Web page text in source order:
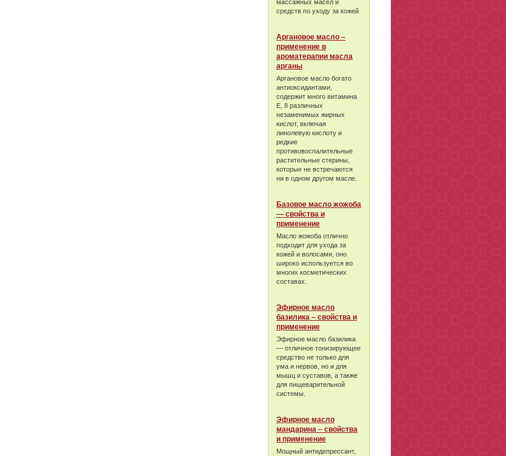
массажных масел и
средств по уходу за кожей
Аргановое масло –
применение в
ароматерапии масла
арганы
Аргановое масло богато
антиоксидантами,
содержит много витамина
Е, 8 различных
незаменимых жирных
кислот, включая
линолевую кислоту и
редкие
противовоспалительные
растительные стерины,
которые не встречаются
ни в одном другом масле.
Базовое масло жожоба
— свойства и
применение
Масло жожоба отлично
подходит для ухода за
кожей и волосами, оно
широко используется во
многих косметических
составах.
Эфирное масло
базилика – свойства и
применение
Эфирное масло базилика
— отличное тонизирующее
средство не только для
ума и нервов, но и для
мышц и суставов, а также
для пищеварительной
системы.
Эфирное масло
мандарина – свойства
и применение
Мощный антидепрессант,